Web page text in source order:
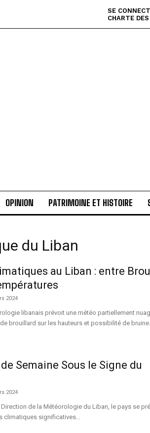
SE
CHARTE
OPINION PATRIMOINE ET HISTOIRE
du Liban
au Liban : entre
2024
libanais prévoit une météo partiellement
brouillard sur les hauteurs et possibilité de
Semaine Sous le Signe du
2024
de la Météorologie du Liban, le pays se
climatiques significatives...